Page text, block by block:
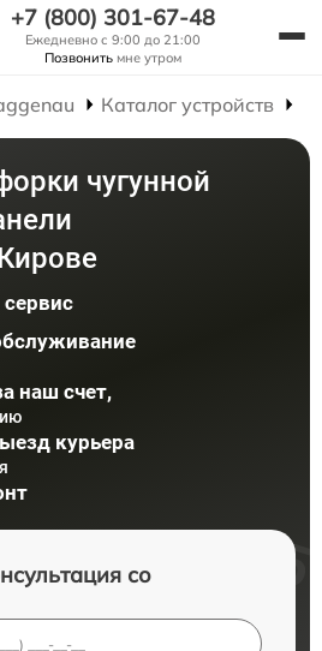
+7 (800) 301-67-48
Ежедневно с 9:00 до 21:00
Позвонить мне утром
Каталог устройств
чугунной
наш счет,
курьера
со